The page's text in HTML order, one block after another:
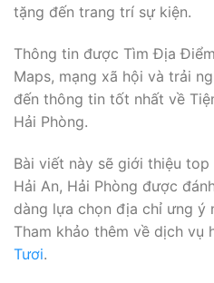
tặng đến trang trí sự kiện.
Thông tin được Tìm Địa
Maps, mạng xã hội và trải
đến thông tin tốt nhất về
Hải Phòng.
Bài viết này sẽ giới thiệu top
Hải An, Hải Phòng được
dàng lựa chọn địa chỉ ưng ý
Tham khảo thêm về dịch vụ
Tươi.